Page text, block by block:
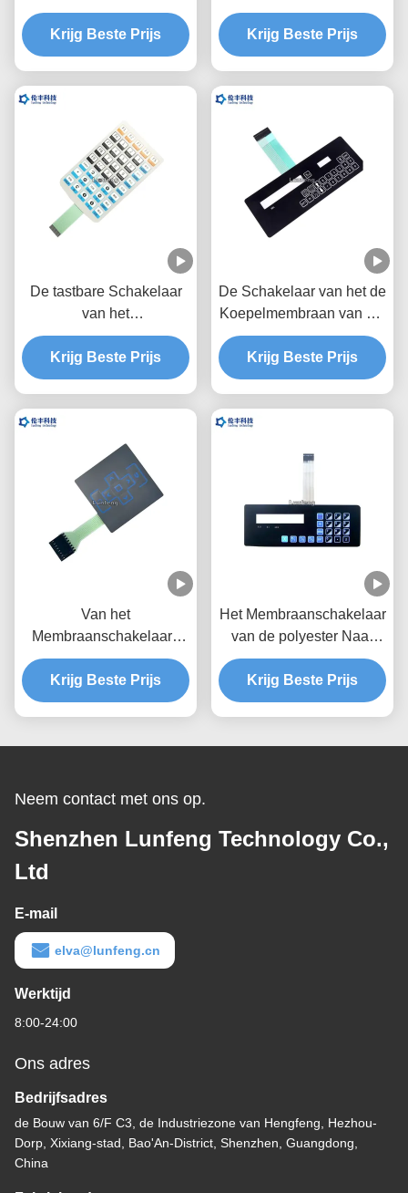
van de polyesterdouane
voor het Ontdekken van
Instrument
Krijg Beste Prijs
de Metaalkoepel, 1.0mm
de Koepel Tastbare
Schakelaar van het
Krijg Beste Prijs
De tastbare Schakelaar
van het
HUISDIERENmembraan,
Tastbare de
Schakelaaroem van de
Krijg Beste Prijs
De Schakelaar van het de
Koepelmembraan van het
Autotypef150 Metaal,
Toetsenbord van de
HUISDIEREN het
Krijg Beste Prijs
Van het
Membraanschakelaars
van de hoge Prestaties
het Waterdichte Douane
Materiaal van de het
Krijg Beste Prijs
Het Membraanschakelaar
van de polyester Naar
maat gemaakte Knoop
met 2.54mm Schakelaar
Krijg Beste Prijs
Neem contact met ons op.
Shenzhen Lunfeng Technology Co.,
Ltd
E-mail
elva@lunfeng.cn
Werktijd
8:00-24:00
Ons adres
Bedrijfsadres
de Bouw van 6/F C3, de Industriezone van Hengfeng, Hezhou-
Dorp, Xixiang-stad, Bao'An-District, Shenzhen, Guangdong,
China